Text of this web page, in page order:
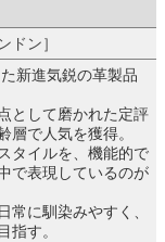
ドン］
新進気鋭の革製品
として磨かれた定評
層で人気を獲得。
タイルを、機能的で
で表現しているのが
常に馴染みやすく、
指す。